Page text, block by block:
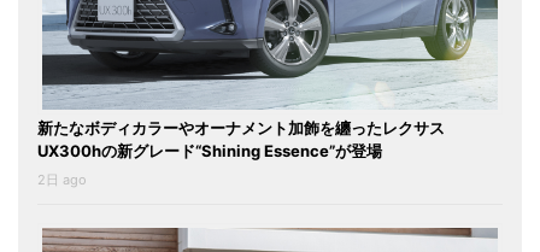
新たなボディカラーやオーナメント加飾を纏ったレクサス
UX300hの新グレード“Shining Essence”が登場
2日 ago